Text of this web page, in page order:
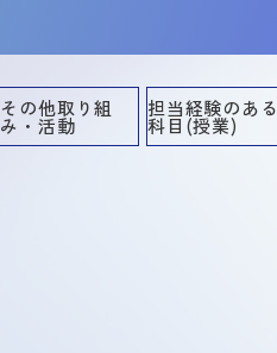
その他取り組
み・活動
担当経験のある
科目(授業)